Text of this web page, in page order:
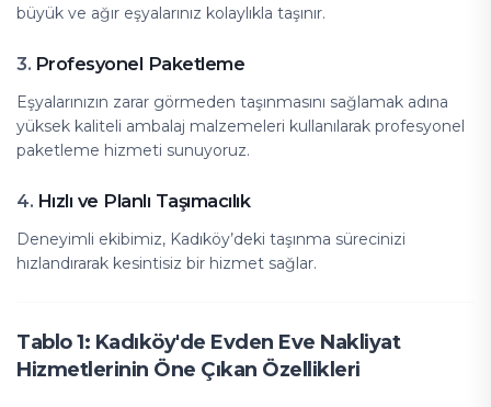
büyük ve ağır eşyalarınız kolaylıkla taşınır.
3. Profesyonel Paketleme
Eşyalarınızın zarar görmeden taşınmasını sağlamak adına
yüksek kaliteli ambalaj malzemeleri kullanılarak profesyonel
paketleme hizmeti sunuyoruz.
4. Hızlı ve Planlı Taşımacılık
Deneyimli ekibimiz, Kadıköy’deki taşınma sürecinizi
hızlandırarak kesintisiz bir hizmet sağlar.
Tablo 1: Kadıköy'de Evden Eve Nakliyat
Hizmetlerinin Öne Çıkan Özellikleri